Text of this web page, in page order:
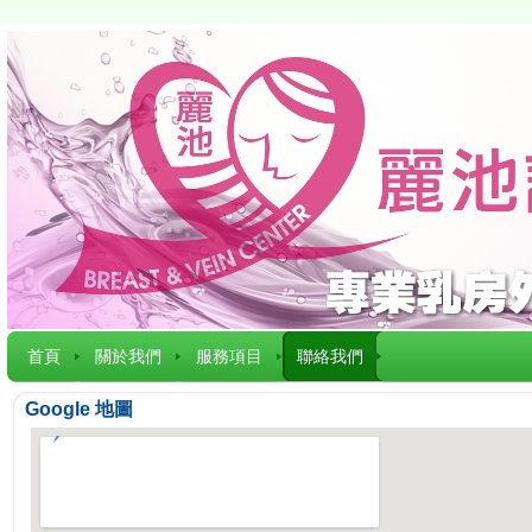
首頁 關於我們 服務項目 聯絡我們
Google 地圖